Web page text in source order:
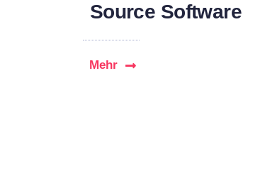
Source Software
Mehr